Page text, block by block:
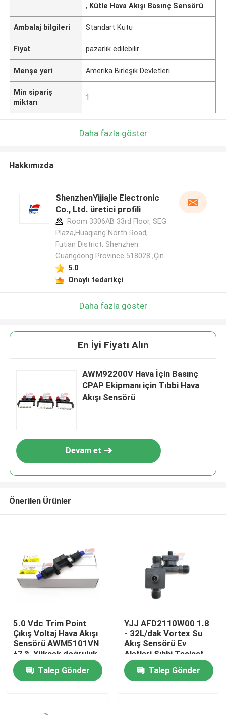
Evde
Ürün
VR Gösterisi
, Kütle Hava Akışı Basınç Sensörü
Ambalaj bilgileri Standart Kutu
Fiyat pazarlık edilebilir
Menşe yeri Amerika Birleşik Devletleri
Min sipariş
miktarı
1
Daha fazla göster
Hakkımızda
ShenzhenYijiajie Electronic
Co., Ltd. üretici profili
Room 3306AB 33rd Floor, SEG
Plaza,Huaqiang North Road,
Futian District, Shenzhen
Guangdong Province 518028 ,Çin
5.0
Onaylı tedarikçi
Daha fazla göster
En İyi Fiyatı Alın
AWM92200V Hava İçin Basınç
CPAP Ekipmanı için Tıbbi Hava
Akışı Sensörü
Devam et
Önerilen Ürünler
5.0 Vdc Trim Point
Çıkış Voltaj Hava Akışı
Sensörü AWM5101VN
±7 % Yüksek doğruluk
için okuma Çıkışı
DeğişimiTalep Gönder
YJJ AFD2110W00 1.8
- 32L/dak Vortex Su
Akış Sensörü Ev
Aletleri Sıhhi Tesisat
Sistemleri
Talep Gönder